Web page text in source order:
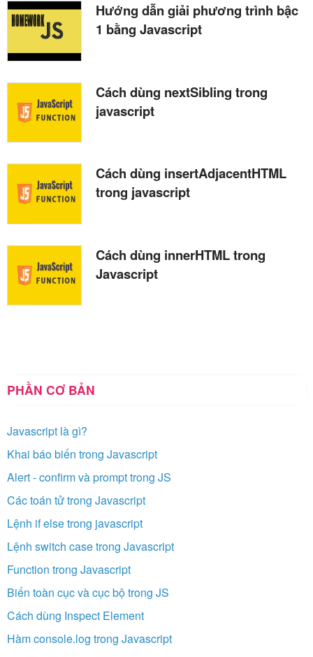
Hướng dẫn giải phương trình bậc
1 bằng Javascript
Cách dùng nextSibling trong
javascript
Cách dùng insertAdjacentHTML
trong javascript
Cách dùng innerHTML trong
Javascript
PHẦN CƠ BẢN
Javascript là gì?
Khai báo biến trong Javascript
Alert - confirm và prompt trong JS
Các toán tử trong Javascript
Lệnh if else trong javascript
Lệnh switch case trong Javascript
Function trong Javascript
Biến toàn cục và cục bộ trong JS
Cách dùng Inspect Element
Hàm console.log trong Javascript